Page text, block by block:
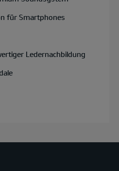
für Smartphones
Ledernachbildung